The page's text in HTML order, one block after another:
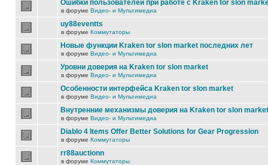
Ошибки пользователей при работе с Kraken tor slon
в форуме Видео- и Мультимедиа
uy88eventts
в форуме Коммутаторы
Новые функции Kraken tor slon market последних лет
в форуме Видео- и Мультимедиа
Уровни доверия на Kraken tor slon market
в форуме Видео- и Мультимедиа
Особенности интерфейса Kraken tor slon market
в форуме Видео- и Мультимедиа
Внутренние механизмы доверия на Kraken tor slon market
в форуме Видео- и Мультимедиа
Diablo 4 Items Offer Better Solutions for Gear Progression
в форуме Коммутаторы
rr88auctionn
в форуме Коммутаторы